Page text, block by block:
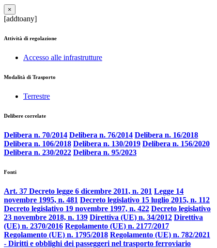
×
[addtoany]
Attività di regolazione
Accesso alle infrastrutture
Modalità di Trasporto
Terrestre
Delibere correlate
Delibera n. 70/2014 Delibera n. 76/2014 Delibera n. 16/2018
Delibera n. 106/2018 Delibera n. 130/2019 Delibera n. 156/2020
Delibera n. 230/2022 Delibera n. 95/2023
Fonti
Art. 37 Decreto legge 6 dicembre 2011, n. 201 Legge 14
novembre 1995, n. 481 Decreto legislativo 15 luglio 2015, n. 112
Decreto legislativo 19 novembre 1997, n. 422 Decreto legislativo
23 novembre 2018, n. 139 Direttiva (UE) n. 34/2012 Direttiva
(UE) n. 2370/2016 Regolamento (UE) n. 2177/2017
Regolamento (UE) n. 1795/2018 Regolamento (UE) n. 782/2021
- Diritti e obblighi dei passeggeri nel trasporto ferroviario